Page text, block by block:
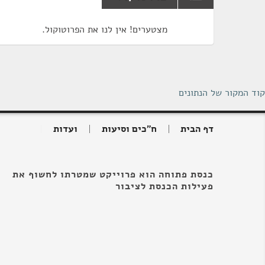
מצטערים! אין לנו את הפרוטוקול.
קוד המקור של הנתונים
דף הבית ח"כים וסיעות ועדות
כנסת פתוחה הוא פרוייקט שמטרתו לחשוף את
פעילות הכנסת לציבור